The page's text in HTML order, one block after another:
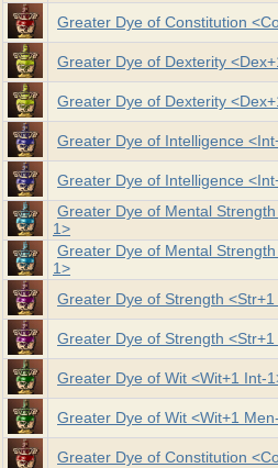
Greater Dye of Constitution
Greater Dye of Dexterity
Greater Dye of Dexterity
Greater Dye of Intelligence
Greater Dye of Intelligence
Greater Dye of Mental
1>
Greater Dye of Mental
1>
Greater Dye of Strength
Greater Dye of Strength
Greater Dye of Wit <Wit+1 Int-
Greater Dye of Wit <Wit+1
Greater Dye of Constitution